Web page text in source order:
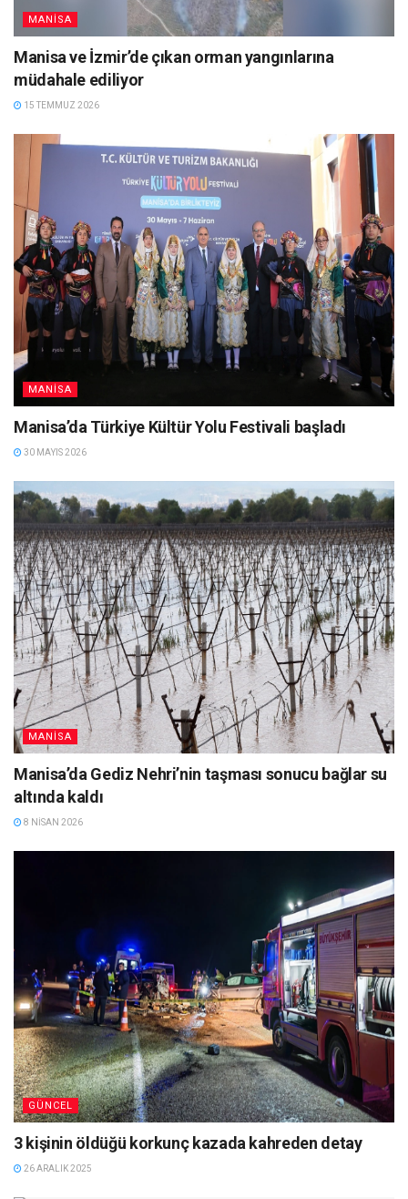
MANISA
Manisa ve İzmir’de çıkan orman yangınlarına
müdahale ediliyor
15 TEMMUZ 2026
MANISA
Manisa’da Türkiye Kültür Yolu Festivali başladı
30 MAYIS 2026
MANISA
Manisa’da Gediz Nehri’nin taşması sonucu bağlar su
altında kaldı
8 NISAN 2026
GÜNCEL
3 kişinin öldüğü korkunç kazada kahreden detay
26 ARALIK 2025